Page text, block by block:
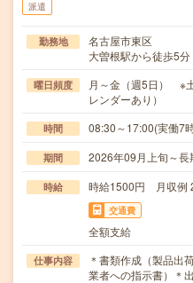
派遣
勤務地
名古屋市東区
大曽根駅から徒歩5分
曜日頻度
月～金（週5日） ※
レンダーあり）
時間 08:30～17:00(実働7
期間 2026年09月上旬～
時給 時給1500円 月収例
交通費
全額支給
仕事内容
＊書類作成（製品出
業者への指示書）＊